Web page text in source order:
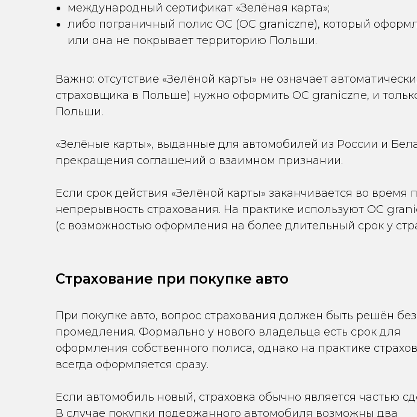
международный сертификат «Зелёная карта»;
либо пограничный полис OC (OC graniczne), который
или она не покрывает территорию Польши.
Важно: отсутствие «Зелёной карты» не означает
страховщика в Польше) нужно оформить OC graniczne, и
Польши.
«Зелёные карты», выданные для автомобилей из России и
прекращения соглашений о взаимном признании.
Если срок действия «Зелёной карты» заканчивается во
непрерывность страхования. На практике используют OC
(с возможностью оформления на более длительный срок у
Страхование при покупке авто
При покупке авто, вопрос страхования должен быть решён без
промедления. Формально у нового владельца есть срок для
оформления собственного полиса, однако на практике
всегда оформляется сразу.
Если автомобиль новый, страховка обычно является частью
В случае покупки подержанного автомобиля возможны два